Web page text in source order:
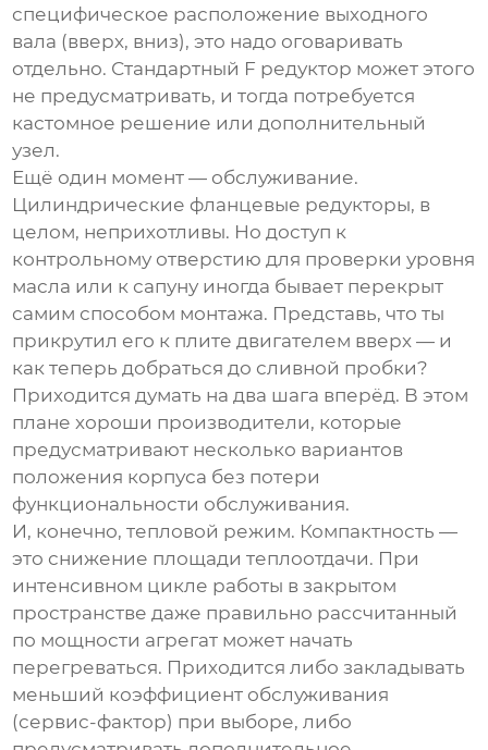
специфическое расположение выходного
вала (вверх, вниз), это надо оговаривать
отдельно. Стандартный F редуктор может этого
не предусматривать, и тогда потребуется
кастомное решение или дополнительный
узел.
Ещё один момент — обслуживание.
Цилиндрические фланцевые редукторы, в
целом, неприхотливы. Но доступ к
контрольному отверстию для проверки уровня
масла или к сапуну иногда бывает перекрыт
самим способом монтажа. Представь, что ты
прикрутил его к плите двигателем вверх — и
как теперь добраться до сливной пробки?
Приходится думать на два шага вперёд. В этом
плане хороши производители, которые
предусматривают несколько вариантов
положения корпуса без потери
функциональности обслуживания.
И, конечно, тепловой режим. Компактность —
это снижение площади теплоотдачи. При
интенсивном цикле работы в закрытом
пространстве даже правильно рассчитанный
по мощности агрегат может начать
перегреваться. Приходится либо закладывать
меньший коэффициент обслуживания
(сервис-фактор) при выборе, либо